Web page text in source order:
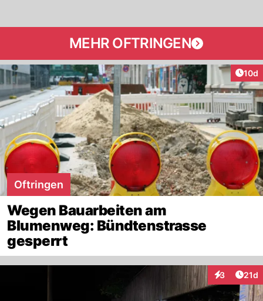
MEHR OFTRINGEN
10d
Oftringen
Wegen Bauarbeiten am
Blumenweg: Bündtenstrasse
gesperrt
3
Interaktionen
21d